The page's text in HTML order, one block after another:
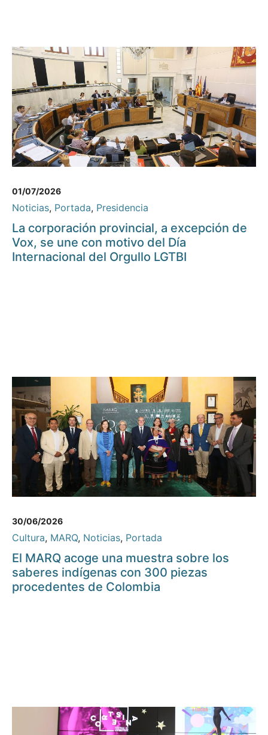
01/07/2026
Noticias, Portada, Presidencia
La corporación provincial, a excepción de
Vox, se une con motivo del Día
Internacional del Orgullo LGTBI
30/06/2026
Cultura, MARQ, Noticias, Portada
El MARQ acoge una muestra sobre los
saberes indígenas con 300 piezas
procedentes de Colombia